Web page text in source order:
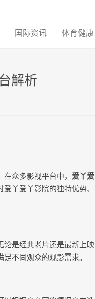
国际资讯 体育健康
解析
众多影视平台中， 爱丫爱
丫爱丫影院的独特优势、
论是经典老片还是最新上映
不同观众的观影需求。